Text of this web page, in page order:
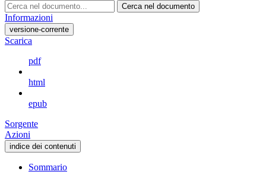
Cerca nel documento
Informazioni
versione-corrente
Scarica
pdf
html
epub
Sorgente
Azioni
indice dei contenuti
Sommario